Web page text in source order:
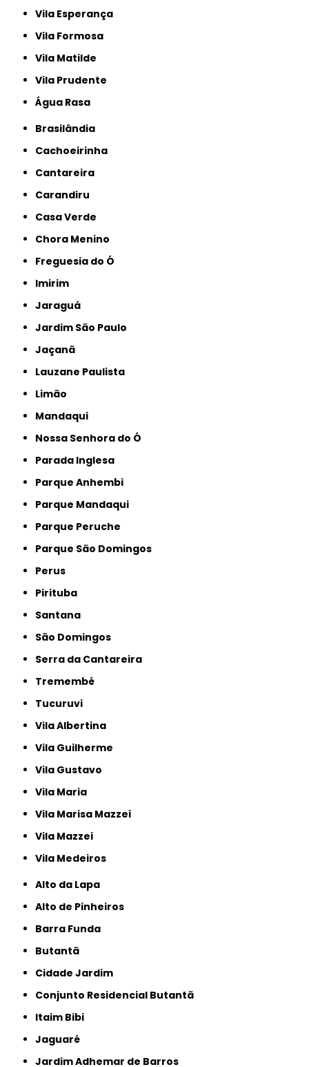
Vila Esperança
Vila Formosa
Vila Matilde
Vila Prudente
Água Rasa
Brasilândia
Cachoeirinha
Cantareira
Carandiru
Casa Verde
Chora Menino
Freguesia do Ó
Imirim
Jaraguá
Jardim São Paulo
Jaçanã
Lauzane Paulista
Limão
Mandaqui
Nossa Senhora do Ó
Parada Inglesa
Parque Anhembi
Parque Mandaqui
Parque Peruche
Parque São Domingos
Perus
Pirituba
Santana
São Domingos
Serra da Cantareira
Tremembé
Tucuruvi
Vila Albertina
Vila Guilherme
Vila Gustavo
Vila Maria
Vila Marisa Mazzei
Vila Mazzei
Vila Medeiros
Alto da Lapa
Alto de Pinheiros
Barra Funda
Butantã
Cidade Jardim
Conjunto Residencial Butantã
Itaim Bibi
Jaguaré
Jardim Adhemar de Barros